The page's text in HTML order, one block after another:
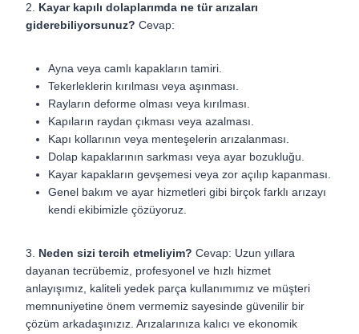
2. Kayar kapılı dolaplarımda ne tür arızaları
giderebiliyorsunuz? Cevap:
Ayna veya camlı kapakların tamiri.
Tekerleklerin kırılması veya aşınması.
Rayların deforme olması veya kırılması.
Kapıların raydan çıkması veya azalması.
Kapı kollarının veya menteşelerin arızalanması.
Dolap kapaklarının sarkması veya ayar bozukluğu.
Kayar kapakların gevşemesi veya zor açılıp kapanması.
Genel bakım ve ayar hizmetleri gibi birçok farklı arızayı
kendi ekibimizle çözüyoruz.
3. Neden sizi tercih etmeliyim? Cevap: Uzun yıllara
dayanan tecrübemiz, profesyonel ve hızlı hizmet
anlayışımız, kaliteli yedek parça kullanımımız ve müşteri
memnuniyetine önem vermemiz sayesinde güvenilir bir
çözüm arkadaşınızız. Arızalarınıza kalıcı ve ekonomik